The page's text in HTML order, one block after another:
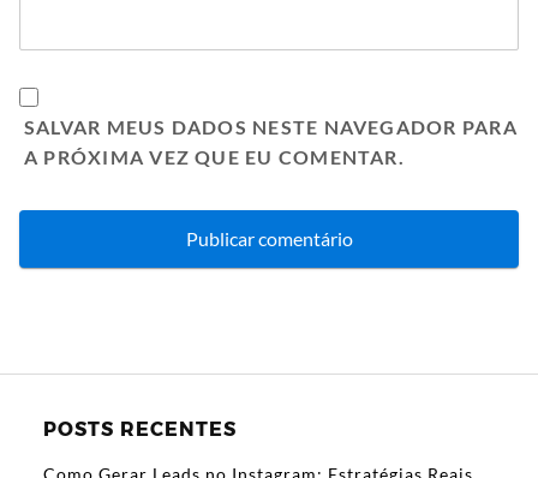
SALVAR MEUS DADOS NESTE NAVEGADOR PARA
A PRÓXIMA VEZ QUE EU COMENTAR.
POSTS RECENTES
Como Gerar Leads no Instagram: Estratégias Reais